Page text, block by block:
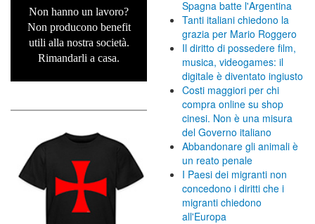
Non hanno un lavoro?
Non producono benefit
utili alla nostra società.
Rimandarli a casa.
Spagna batte l'Argentina
Tanti italiani chiedono la
grazia per Mario Roggero
Il diritto di possedere film,
musica, videogames: il
digitale è diventato ingiusto
Costi maggiori per chi
compra online su shop
cinesi. Non è una misura
del Governo italiano
Abbandonare gli animali è
un reato penale
I Paesi dei migranti non
concedono i diritti che i
migranti chiedono
all'Europa